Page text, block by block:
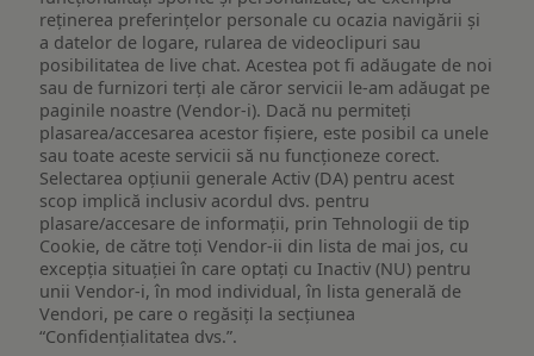
reţinerea preferinţelor personale cu ocazia navigării și
a datelor de logare, rularea de videoclipuri sau
posibilitatea de live chat. Acestea pot fi adăugate de noi
sau de furnizori terți ale căror servicii le-am adăugat pe
paginile noastre (Vendor-i). Dacă nu permiteți
plasarea/accesarea acestor fișiere, este posibil ca unele
sau toate aceste servicii să nu funcționeze corect.
Selectarea opțiunii generale Activ (DA) pentru acest
scop implică inclusiv acordul dvs. pentru
plasare/accesare de informații, prin Tehnologii de tip
Cookie, de către toți Vendor-ii din lista de mai jos, cu
excepția situației în care optați cu Inactiv (NU) pentru
unii Vendor-i, în mod individual, în lista generală de
Vendori, pe care o regăsiți la secțiunea
“Confidențialitatea dvs.”.